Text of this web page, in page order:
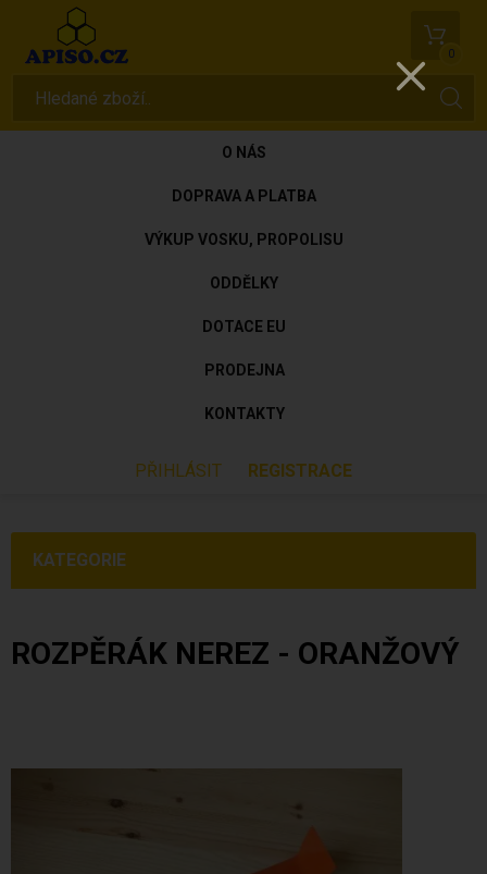
0
O NÁS
DOPRAVA A PLATBA
VÝKUP VOSKU, PROPOLISU
ODDĚLKY
DOTACE EU
PRODEJNA
KONTAKTY
PŘIHLÁSIT REGISTRACE
KATEGORIE
ROZPĚRÁK NEREZ - ORANŽOVÝ